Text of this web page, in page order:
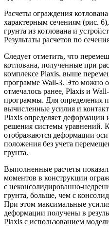
Расчеты ограждения
характерным сечениям (рис.
грунта из котлована и
Результаты расчетов по
Следует отметить, что
котлована, полученные при
комплексе Plaxis, выше
программе Wall-3. Это можно
отмечалось ранее, Plaxis и
программы. Для определения
вычисленные усилия и
Plaxis определяет деформации
решения системы уравнений.
отображаются деформации оси
положения без учета
грунта.
Выполненные расчеты
моментов в конструкции
с неконсолидированно-
грунта, больше, чем с
При этом максимальные
деформации получены в
Plaxis с использованием